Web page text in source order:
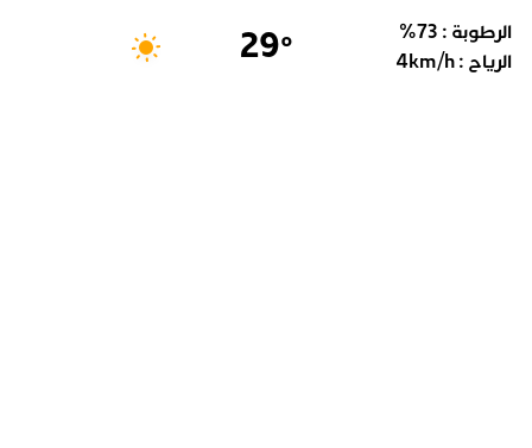
الرطوبة : 73
%
الرياح :
4km/h
29